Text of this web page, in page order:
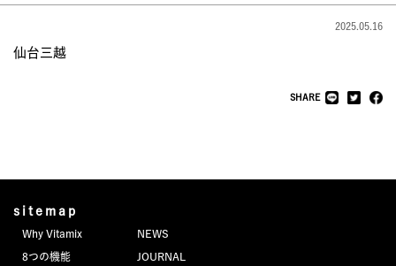
JOURNAL
2025.05.16
仙台三越
SHARE
sitemap
Why Vitamix
8つの機能
NEWS
JOURNAL